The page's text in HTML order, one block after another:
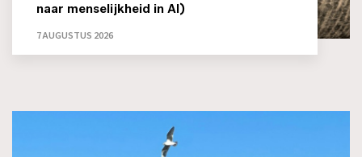
naar menselijkheid in AI)
7 AUGUSTUS 2026